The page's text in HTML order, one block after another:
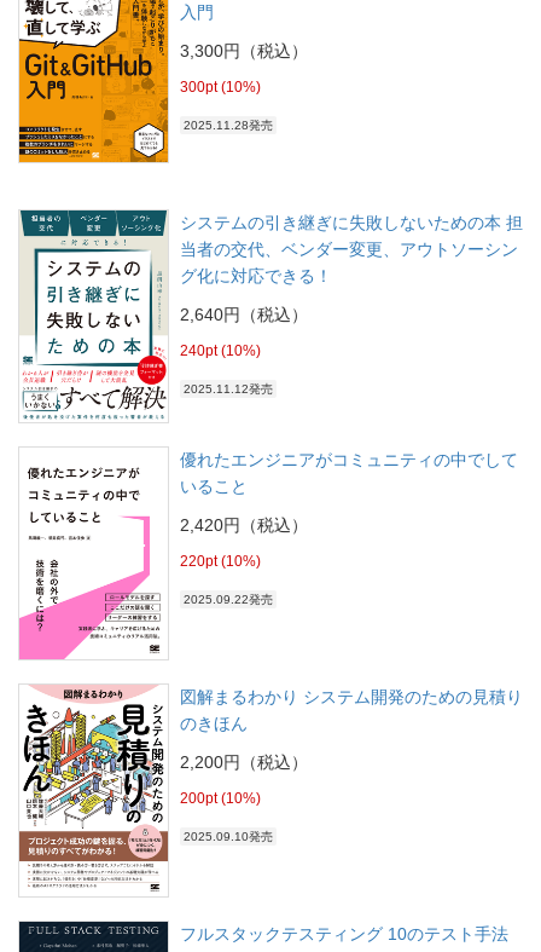
入門
3,300円（税込）
300pt (10%)
2025.11.28発売
システムの引き継ぎに失敗しないための本 担
当者の交代、ベンダー変更、アウトソーシン
グ化に対応できる！
2,640円（税込）
240pt (10%)
2025.11.12発売
優れたエンジニアがコミュニティの中でして
いること
2,420円（税込）
220pt (10%)
2025.09.22発売
図解まるわかり システム開発のための見積り
のきほん
2,200円（税込）
200pt (10%)
2025.09.10発売
フルスタックテスティング 10のテスト手法